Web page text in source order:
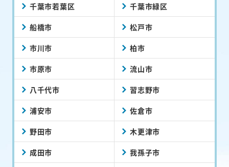
千葉市若葉区 千葉市緑区
船橋市 松戸市
市川市 柏市
市原市 流山市
八千代市 習志野市
浦安市 佐倉市
野田市 木更津市
成田市 我孫子市